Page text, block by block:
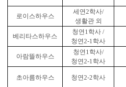
로이스하우스
세연2학사/
생활관 외
베리타스하우스
청연 1학사 /
청연2-1학사
아람뜰하우스
청연 1학사/
청연2-1학사
초아름하우스 청연2-2학사